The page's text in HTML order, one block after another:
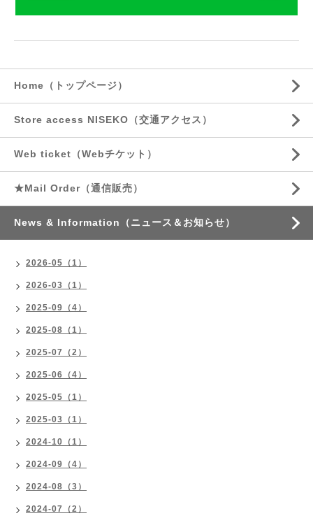
Home（トップページ）
Store access NISEKO（交通アクセス）
Web ticket（Webチケット）
★Mail Order（通信販売）
News & Information（ニュース＆お知らせ）
2026-05（1）
2026-03（1）
2025-09（4）
2025-08（1）
2025-07（2）
2025-06（4）
2025-05（1）
2025-03（1）
2024-10（1）
2024-09（4）
2024-08（3）
2024-07（2）